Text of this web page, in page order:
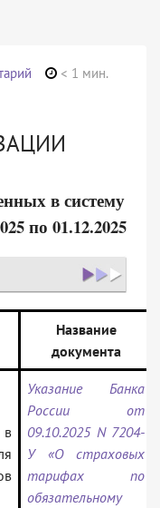
< 1 мин.
в систему
по 01.12.2025
Название
документа
Указание Банка
России от
09.10.2025 N 7204-
У «О страховых
тарифах по
обязательному